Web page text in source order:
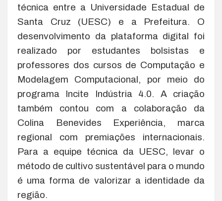
técnica entre a Universidade Estadual de
Santa Cruz (UESC) e a Prefeitura. O
desenvolvimento da plataforma digital foi
realizado por estudantes bolsistas e
professores dos cursos de Computação e
Modelagem Computacional, por meio do
programa Incite Indústria 4.0. A criação
também contou com a colaboração da
Colina Benevides Experiência, marca
regional com premiações internacionais.
Para a equipe técnica da UESC, levar o
método de cultivo sustentável para o mundo
é uma forma de valorizar a identidade da
região.